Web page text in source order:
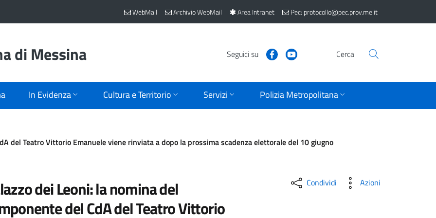
WebMail Archivio WebMail Area Intranet Pec: protocollo@pec.prov.me.it
di Messina Seguici su Cerca
In Evidenza Cultura e Territorio Servizi Polizia Metropolitana
del Teatro Vittorio Emanuele viene rinviata a dopo la prossima scadenza elettorale del 10 giugno
dei Leoni: la nomina del
del CdA del Teatro Vittorio
Condividi Azioni